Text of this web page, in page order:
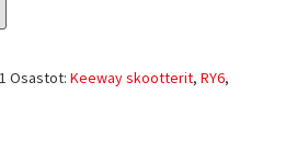
Osastot: Keeway skootterit, RY6,